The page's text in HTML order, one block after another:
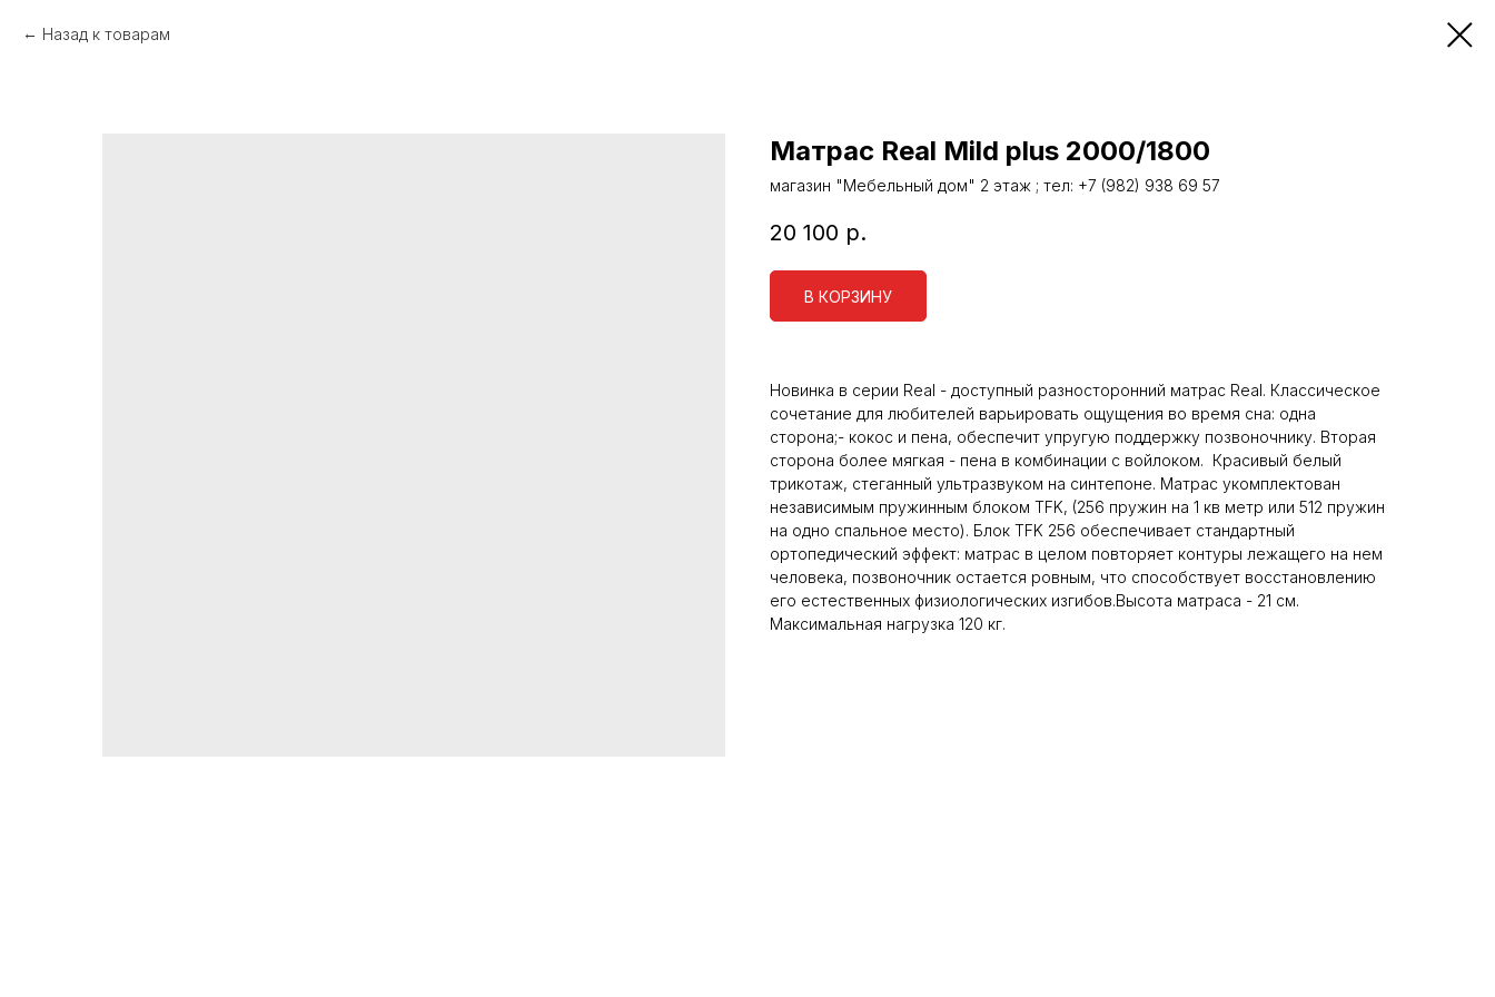
Назад к товарам
Матрас Real Mild plus 2000/1800
магазин "Мебельный дом" 2 этаж ; тел: +7 (982) 938 69 57
20 100 р.
В КОРЗИНУ
Новинка в серии Real - доступный разносторонний матрас Real. Классическое
сочетание для любителей варьировать ощущения во время сна: одна
сторона;- кокос и пена, обеспечит упругую поддержку позвоночнику. Вторая
сторона более мягкая - пена в комбинации с войлоком. Красивый белый
трикотаж, стеганный ультразвуком на синтепоне. Матрас укомплектован
независимым пружинным блоком TFK, (256 пружин на 1 кв метр или 512 пружин
на одно спальное место). Блок TFK 256 обеспечивает стандартный
ортопедический эффект: матрас в целом повторяет контуры лежащего на нем
человека, позвоночник остается ровным, что способствует восстановлению
его естественных физиологических изгибов.Высота матраса - 21 см.
Максимальная нагрузка 120 кг.